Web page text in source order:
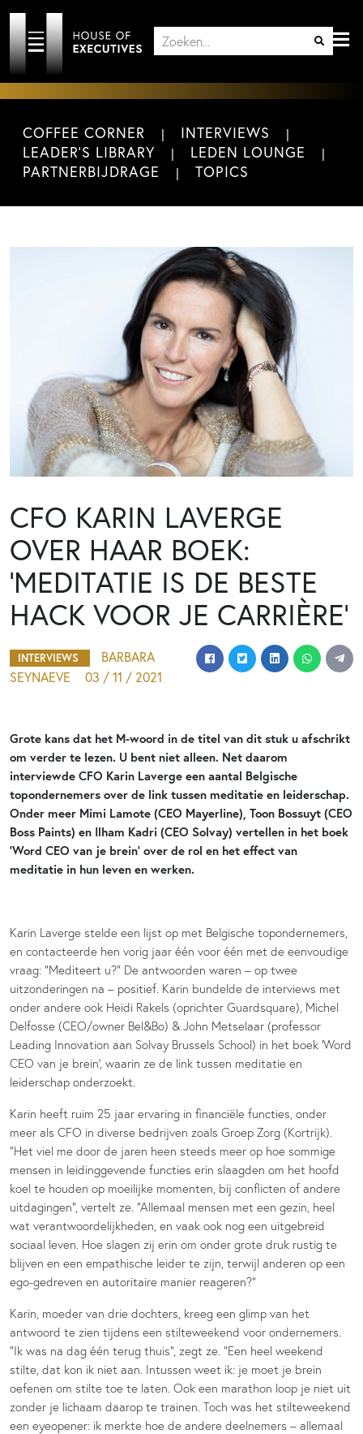
COFFEE CORNER
INTERVIEWS
LEADER'S LIBRARY
LEDEN LOUNGE
PARTNERBIJDRAGE
TOPICS
CFO KARIN LAVERGE
OVER HAAR BOEK:
‘MEDITATIE IS DE BESTE
HACK VOOR JE CARRIÈRE’
INTERVIEWS
BARBARA
SEYNAEVE
03 / 11 / 2021
Grote kans dat het M-woord in de titel van dit stuk u afschrikt
om verder te lezen. U bent niet alleen. Net daarom
interviewde CFO Karin Laverge een aantal Belgische
topondernemers over de link tussen meditatie en leiderschap.
Onder meer Mimi Lamote (CEO Mayerline), Toon Bossuyt (CEO
Boss Paints) en Ilham Kadri (CEO Solvay) vertellen in het boek
‘Word CEO van je brein’ over de rol en het effect van
meditatie in hun leven en werken.
Karin Laverge stelde een lijst op met Belgische topondernemers,
en contacteerde hen vorig jaar één voor één met de eenvoudige
vraag: “Mediteert u?” De antwoorden waren – op twee
uitzonderingen na – positief. Karin bundelde de interviews met
onder andere ook Heidi Rakels (oprichter Guardsquare), Michel
Delfosse (CEO/owner Bel&Bo) & John Metselaar (professor
Leading Innovation aan Solvay Brussels School) in het boek ‘Word
CEO van je brein’, waarin ze de link tussen meditatie en
leiderschap onderzoekt.
Karin heeft ruim 25 jaar ervaring in financiële functies, onder
meer als CFO in diverse bedrijven zoals Groep Zorg (Kortrijk).
“Het viel me door de jaren heen steeds meer op hoe sommige
mensen in leidinggevende functies erin slaagden om het hoofd
koel te houden op moeilijke momenten, bij conflicten of andere
uitdagingen”, vertelt ze. “Allemaal mensen met een gezin, heel
wat verantwoordelijkheden, en vaak ook nog een uitgebreid
sociaal leven. Hoe slagen zij erin om onder grote druk rustig te
blijven en een empathische leider te zijn, terwijl anderen op een
ego-gedreven en autoritaire manier reageren?”
Karin, moeder van drie dochters, kreeg een glimp van het
antwoord te zien tijdens een stilteweekend voor ondernemers.
“Ik was na dag één terug thuis”, zegt ze. “Een heel weekend
stilte, dat kon ik niet aan. Intussen weet ik: je moet je brein
oefenen om stilte toe te laten. Ook een marathon loop je niet uit
zonder je lichaam daarop te trainen. Toch was het stilteweekend
een eyeopener: ik merkte hoe de andere deelnemers – allemaal